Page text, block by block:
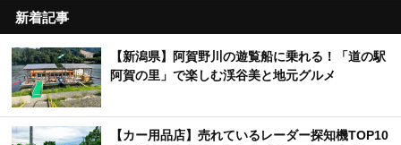
新着記事
【新潟県】阿賀野川の遊覧船に乗れる！「道の駅
阿賀の里」で楽しむ渓谷美と地元グルメ
【カー用品店】売れているレーダー探知機TOP10